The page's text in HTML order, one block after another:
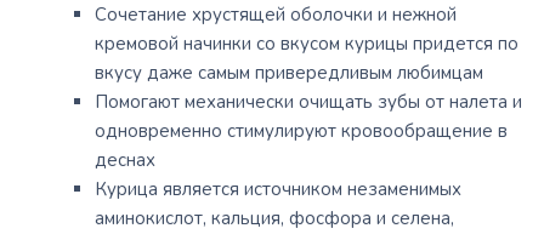
Сочетание хрустящей оболочки и нежной
кремовой начинки со вкусом курицы придется по
вкусу даже самым привередливым любимцам
Помогают механически очищать зубы от налета и
одновременно стимулируют кровообращение в
деснах
Курица является источником незаменимых
аминокислот, кальция, фосфора и селена,